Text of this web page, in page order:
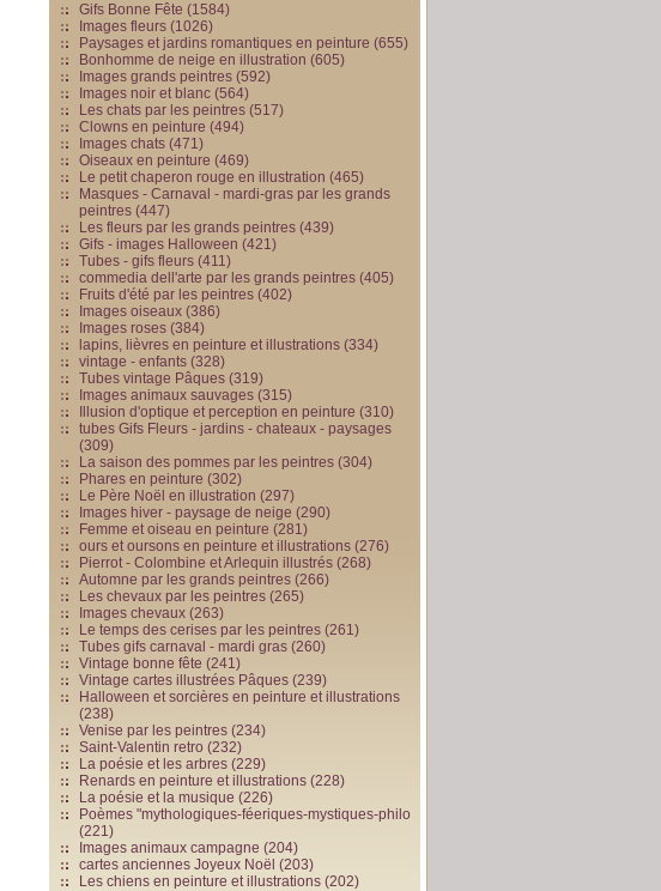
Gifs Bonne Fête (1584)
Images fleurs (1026)
Paysages et jardins romantiques en peinture (655)
Bonhomme de neige en illustration (605)
Images grands peintres (592)
Images noir et blanc (564)
Les chats par les peintres (517)
Clowns en peinture (494)
Images chats (471)
Oiseaux en peinture (469)
Le petit chaperon rouge en illustration (465)
Masques - Carnaval - mardi-gras par les grands
peintres (447)
Les fleurs par les grands peintres (439)
Gifs - images Halloween (421)
Tubes - gifs fleurs (411)
commedia dell'arte par les grands peintres (405)
Fruits d'été par les peintres (402)
Images oiseaux (386)
Images roses (384)
lapins, lièvres en peinture et illustrations (334)
vintage - enfants (328)
Tubes vintage Pâques (319)
Images animaux sauvages (315)
Illusion d'optique et perception en peinture (310)
tubes Gifs Fleurs - jardins - chateaux - paysages
(309)
La saison des pommes par les peintres (304)
Phares en peinture (302)
Le Père Noël en illustration (297)
Images hiver - paysage de neige (290)
Femme et oiseau en peinture (281)
ours et oursons en peinture et illustrations (276)
Pierrot - Colombine et Arlequin illustrés (268)
Automne par les grands peintres (266)
Les chevaux par les peintres (265)
Images chevaux (263)
Le temps des cerises par les peintres (261)
Tubes gifs carnaval - mardi gras (260)
Vintage bonne fête (241)
Vintage cartes illustrées Pâques (239)
Halloween et sorcières en peinture et illustrations
(238)
Venise par les peintres (234)
Saint-Valentin retro (232)
La poésie et les arbres (229)
Renards en peinture et illustrations (228)
La poésie et la musique (226)
Poèmes "mythologiques-féeriques-mystiques-philo
(221)
Images animaux campagne (204)
cartes anciennes Joyeux Noël (203)
Les chiens en peinture et illustrations (202)